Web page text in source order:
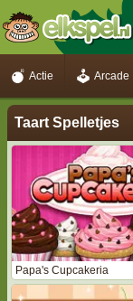
Actie Arcade
Taart Spelletjes
Papa's Cupcakeria